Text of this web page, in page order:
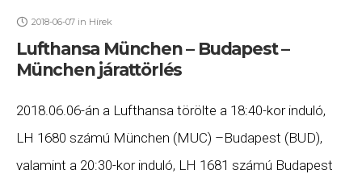
2018-06-07 in Hírek
Lufthansa München – Budapest –
München járattörlés
2018.06.06-án a Lufthansa törölte a 18:40-kor induló,
LH 1680 számú München (MUC) –Budapest (BUD),
valamint a 20:30-kor induló, LH 1681 számú Budapest